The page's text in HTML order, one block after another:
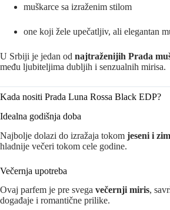
muškarce sa izraženim stilom
one koji žele upečatljiv, ali elegantan
U Srbiji je jedan od najtraženijih Prada
među ljubiteljima dubljih i senzualnih mirisa.
Kada nositi Prada Luna Rossa Black EDP?
Idealna godišnja doba
Najbolje dolazi do izražaja tokom jeseni i
hladnije večeri tokom cele godine.
Večernja upotreba
Ovaj parfem je pre svega večernji miris,
događaje i romantične prilike.